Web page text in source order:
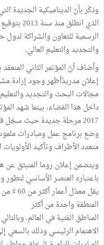
الذي
والتجدید والتعلیم العالي.
إعلان مدریدًأظھر وجود إرادة
مجالات البحث والتجدید
داخل ھذا الفضاء، بينما شھد
2017 مرحلة جدیدة حیث
وضع برنامج عمل ومبادرات
متعدد الأطراف وتأكید
ويتضمن إعلان روما المنبثق عن
باعتباره العنصر الأساسي لتطور
المنطقة واحدة من أكثر
المناطق الفتیة في العالم.
الاھتمام الرئیسي وذلك